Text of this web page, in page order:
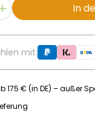
In
mit:
175 € (in DE) – außer